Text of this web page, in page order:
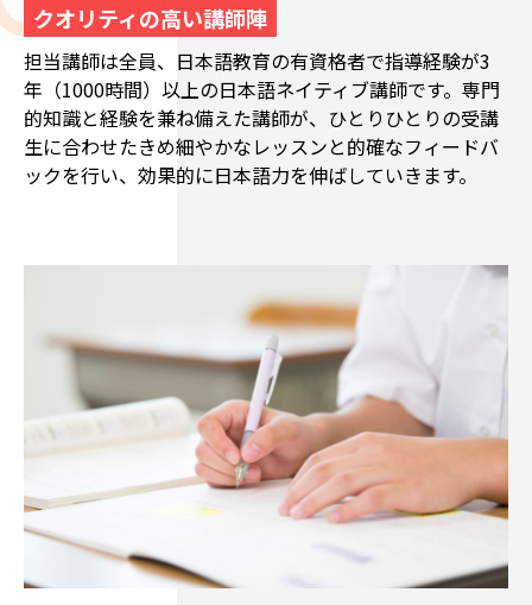
クオリティの高い講師陣
担当講師は全員、日本語教育の有資格者で指導経験が3
年（1000時間）以上の日本語ネイティブ講師です。専門
的知識と経験を兼ね備えた講師が、ひとりひとりの受講
生に合わせたきめ細やかなレッスンと的確なフィードバ
ックを行い、効果的に日本語力を伸ばしていきます。